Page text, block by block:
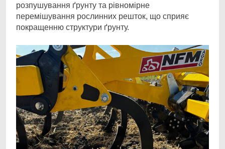
розпушування ґрунту та рівномірне
перемішування рослинних решток, що сприяє
покращенню структури ґрунту.